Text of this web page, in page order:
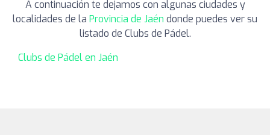
A continuación te dejamos con algunas ciudades y
localidades de la Provincia de Jaén donde puedes ver su
listado de Clubs de Pádel.
Clubs de Pádel en Jaén